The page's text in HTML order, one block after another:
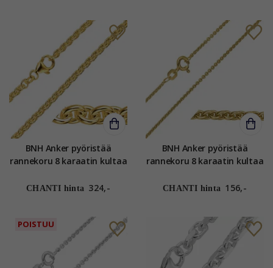
BNH Anker pyöristää
rannekoru 8 karaatin kultaa
CHANTI hinta 324,-
BNH Anker pyöristää
rannekoru 8 karaatin kultaa
CHANTI hinta 156,-
POISTUU